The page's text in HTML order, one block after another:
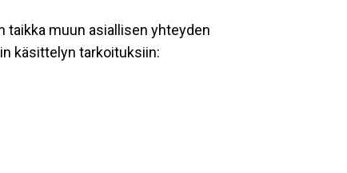
muun asiallisen yhteyden
käsittelyn tarkoituksiin: